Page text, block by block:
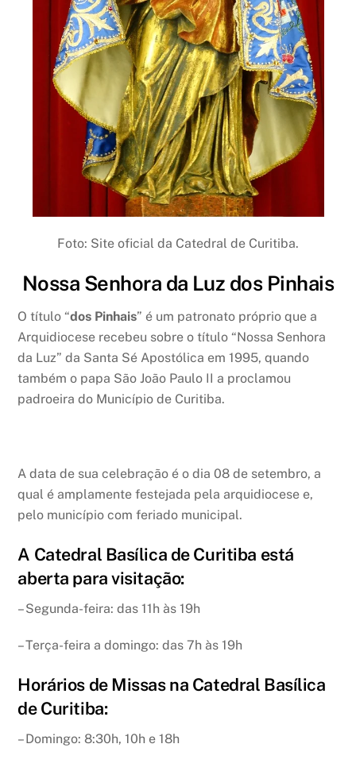
Foto: Site oficial da Catedral de Curitiba.
Nossa Senhora da Luz dos Pinhais
O título “dos Pinhais” é um patronato próprio que a
Arquidiocese recebeu sobre o título “Nossa Senhora
da Luz” da Santa Sé Apostólica em 1995, quando
também o papa São João Paulo II a proclamou
padroeira do Município de Curitiba.
A data de sua celebração é o dia 08 de setembro, a
qual é amplamente festejada pela arquidiocese e,
pelo município com feriado municipal.
A Catedral Basílica de Curitiba está
aberta para visitação:
– Segunda-feira: das 11h às 19h
– Terça-feira a domingo: das 7h às 19h
Horários de Missas na Catedral Basílica
de Curitiba:
– Domingo: 8:30h, 10h e 18h